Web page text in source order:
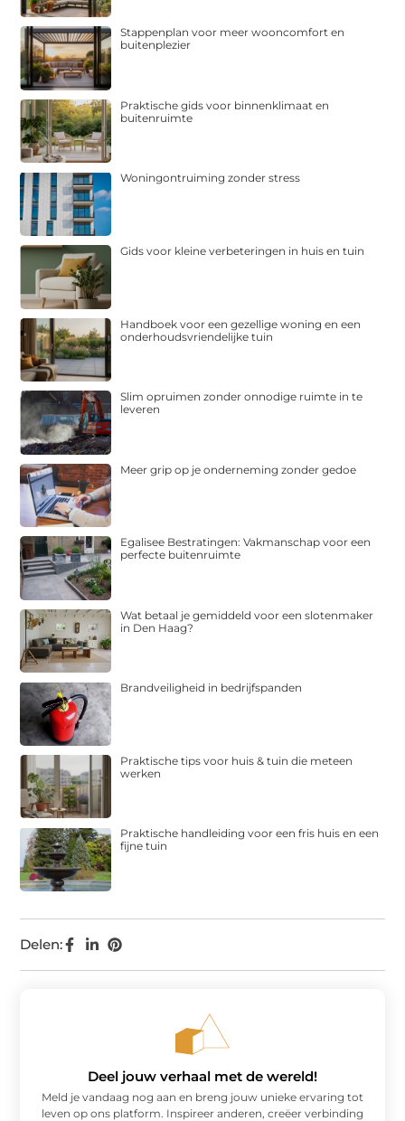
Delen:
Stappenplan voor meer wooncomfort en
buitenplezier
Praktische gids voor binnenklimaat en
buitenruimte
Woningontruiming zonder stress
Gids voor kleine verbeteringen in huis en tuin
Handboek voor een gezellige woning en een
onderhoudsvriendelijke tuin
Slim opruimen zonder onnodige ruimte in te
leveren
Meer grip op je onderneming zonder gedoe
Egalisee Bestratingen: Vakmanschap voor een
perfecte buitenruimte
Wat betaal je gemiddeld voor een slotenmaker
in Den Haag?
Brandveiligheid in bedrijfspanden
Praktische tips voor huis & tuin die meteen
werken
Praktische handleiding voor een fris huis en een
fijne tuin
Deel jouw verhaal met de wereld!
Meld je vandaag nog aan en breng jouw unieke ervaring tot
leven op ons platform. Inspireer anderen, creëer verbinding